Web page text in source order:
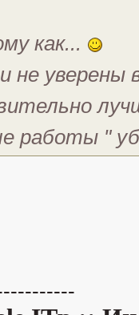
как...
не
работы "